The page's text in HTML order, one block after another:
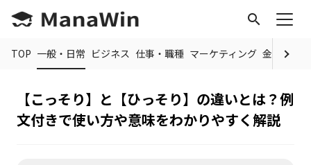
search
TOP 一般・日常 ビジネス 仕事・職種 マーケティング 金融 制度
【こっそり】と【ひっそり】の違いとは？例
文付きで使い方や意味をわかりやすく解説